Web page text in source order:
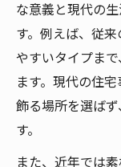
な意義と現代の
す。例えば、従
やすいタイプま
ます。現代の住
飾る場所を選ば
す。
また、近年では